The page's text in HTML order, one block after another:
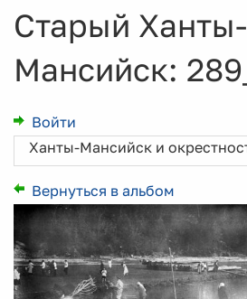
Старый Ханты-
Мансийск:
Войти
Ханты-Мансийск и
Вернуться в альбом